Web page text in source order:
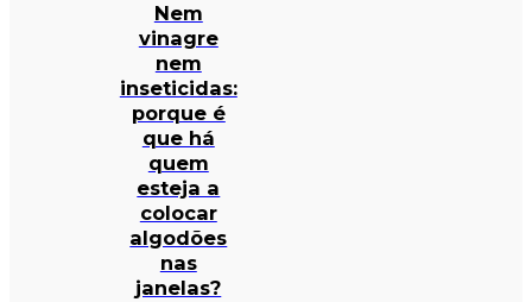
Nem
vinagre
nem
inseticidas:
porque é
que há
quem
esteja a
colocar
algodões
nas
janelas?